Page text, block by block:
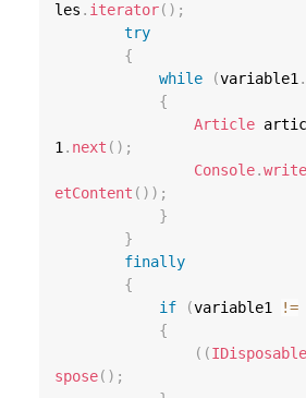
les . iterator( ) ;
try
{
while
(variable1 .
{
Article
1 . next ( ) ;
Console.
etContent ( ) ) ;
}
}
finally
{
if
(variable1 !=
{
( (IDisposable
spose( ) ;